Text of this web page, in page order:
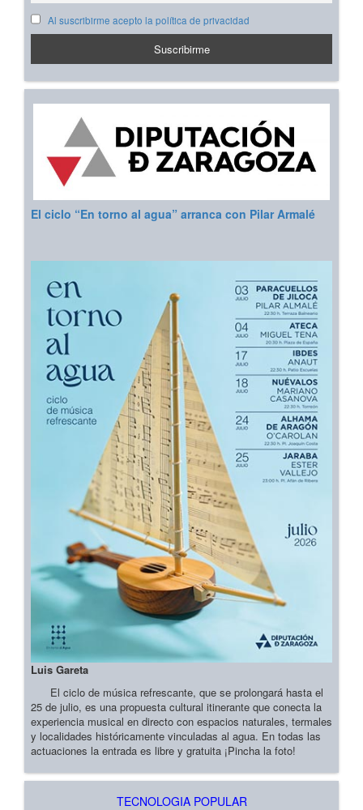
Al suscribirme acepto la política de privacidad
El ciclo “En torno al agua” arranca con Pilar Armalé
Luis Gareta
El ciclo de música refrescante, que se prolongará hasta el
25 de julio, es una propuesta cultural itinerante que conecta la
experiencia musical en directo con espacios naturales, termales
y localidades históricamente vinculadas al agua. En todas las
actuaciones la entrada es libre y gratuita ¡Pincha la foto!
TECNOLOGIA POPULAR